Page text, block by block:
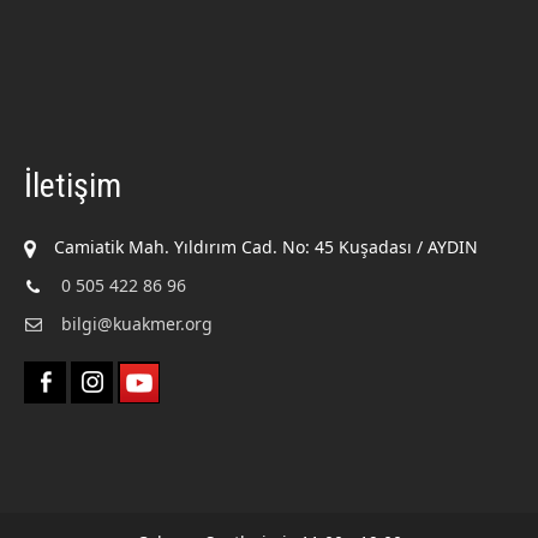
İletişim
Camiatik Mah. Yıldırım Cad. No: 45 Kuşadası / AYDIN
0 505 422 86 96
bilgi@kuakmer.org